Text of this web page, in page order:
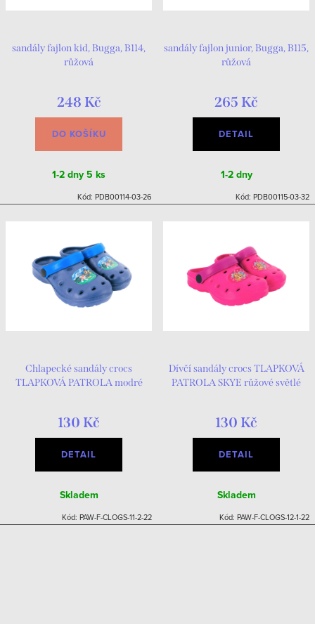
sandály fajlon kid, Bugga, B114,
růžová
248 Kč
DO KOŠÍKU
1-2 dny5 ks
Kód: PDB00114-03-26
sandály fajlon junior, Bugga, B115,
růžová
265 Kč
DETAIL
1-2 dny
Kód: PDB00115-03-32
Chlapecké sandály crocs
TLAPKOVÁ PATROLA modré
130 Kč
DETAIL
Skladem
Kód: PAW-F-CLOGS-11-2-22
Dívčí sandály crocs TLAPKOVÁ
PATROLA SKYE růžové světlé
130 Kč
DETAIL
Skladem
Kód: PAW-F-CLOGS-12-1-22